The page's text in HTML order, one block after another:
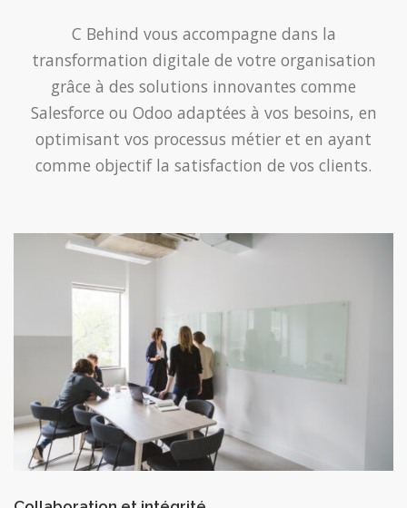
C Behind vous accompagne dans la
transformation digitale de votre organisation
grâce à des solutions innovantes comme
Salesforce ou Odoo adaptées à vos besoins, en
optimisant vos processus métier et en ayant
comme objectif la satisfaction de vos clients.